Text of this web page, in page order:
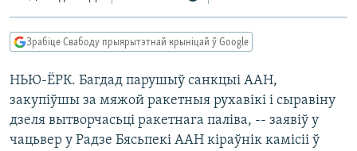
галоўнай
Перайсьці
пошуку
ВАЙНА
БЕЛАРУСЫ НА ВАЙНЕ
ПАЛІТВЯЗЬНІ
КУЛЬТУРА
КНІГІ
АЎДЫЁКНІГІ
PREMIUM
МОВА
FACEBOOK
TWITTER
Усе сайты РС/РСЭ
Зрабіце Свабоду прыярытэтнай крыніцай ў Google
НЬЮ-ЁРК. Багдад парушыў санкцыi ААН,
закупiўшы за мяжой ракетныя рухавiкi i сыравiну
дзеля вытворчасьцi ракетнага палiва, -- заявiў у
чацьвер у Радзе Бясьпекi ААН кiраўнiк камiсii ў